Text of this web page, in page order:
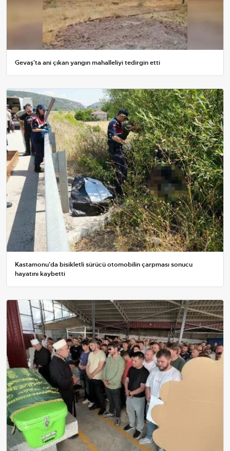
Gevaş'ta ani çıkan yangın mahalleliyi tedirgin etti
Kastamonu'da bisikletli sürücü otomobilin çarpması sonucu
hayatını kaybetti